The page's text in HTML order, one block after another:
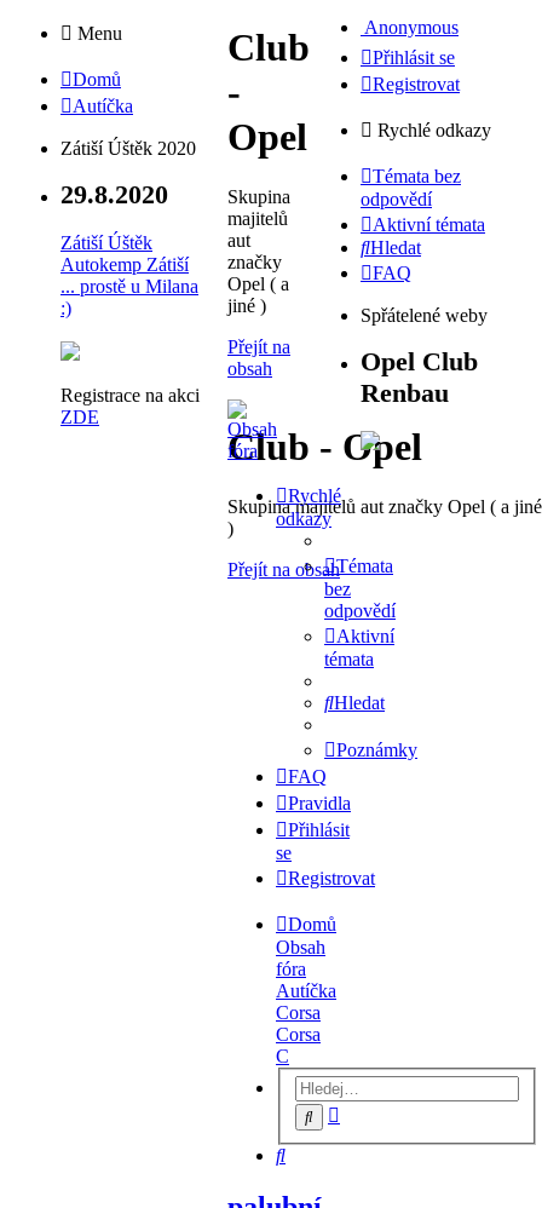
Menu
Domů
Autíčka
Zátiší Úštěk 2020
29.8.2020
Zátiší Úštěk
Autokemp Zátiší
... prostě u Milana
:)
Registrace na akci
ZDE
Club
-
Opel
Skupina
majitelů
aut
značky
Opel ( a
jiné )
Přejít na
obsah
Club - Opel
Skupina majitelů aut značky Opel ( a jiné
)
Přejít na obsah
Rychlé
odkazy
Témata
bez
odpovědí
Aktivní
témata
Hledat
Poznámky
FAQ
Pravidla
Přihlásit
se
Registrovat
Domů
Obsah
fóra
Autíčka
Corsa
Corsa
C
Hledat
Hledat
Anonymous
Přihlásit se
Registrovat
Rychlé odkazy
Témata bez
odpovědí
Aktivní témata
Hledat
FAQ
Spřátelené weby
Opel Club
Renbau